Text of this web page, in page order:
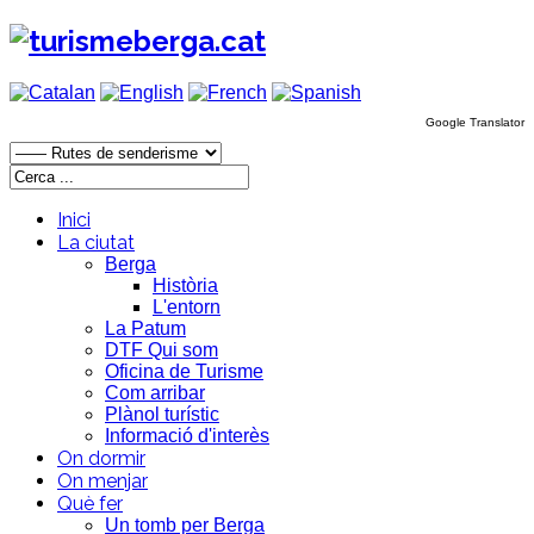
Google Translator
Inici
La ciutat
Berga
Història
L'entorn
La Patum
DTF Qui som
Oficina de Turisme
Com arribar
Plànol turístic
Informació d'interès
On dormir
On menjar
Què fer
Un tomb per Berga